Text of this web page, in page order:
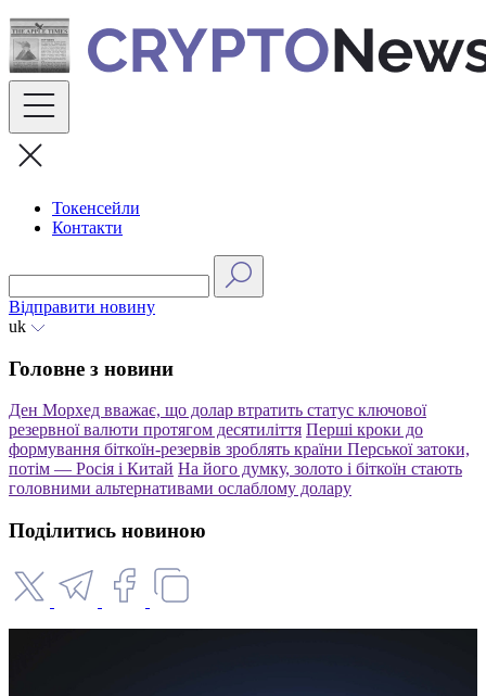
Skip
to
content
Токенсейли
Контакти
Відправити новину
uk
Головне з новини
Ден Морхед вважає, що долар втратить статус ключової
резервної валюти протягом десятиліття Перші кроки до
формування біткоїн-резервів зроблять країни Перської затоки,
потім — Росія і Китай На його думку, золото і біткоїн стають
головними альтернативами ослаблому долару
Поділитись новиною